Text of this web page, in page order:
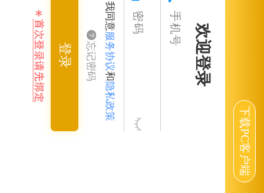
下载PC客户端
欢迎登录
我同意
服务协议
和
隐私政策
忘记密码
登录